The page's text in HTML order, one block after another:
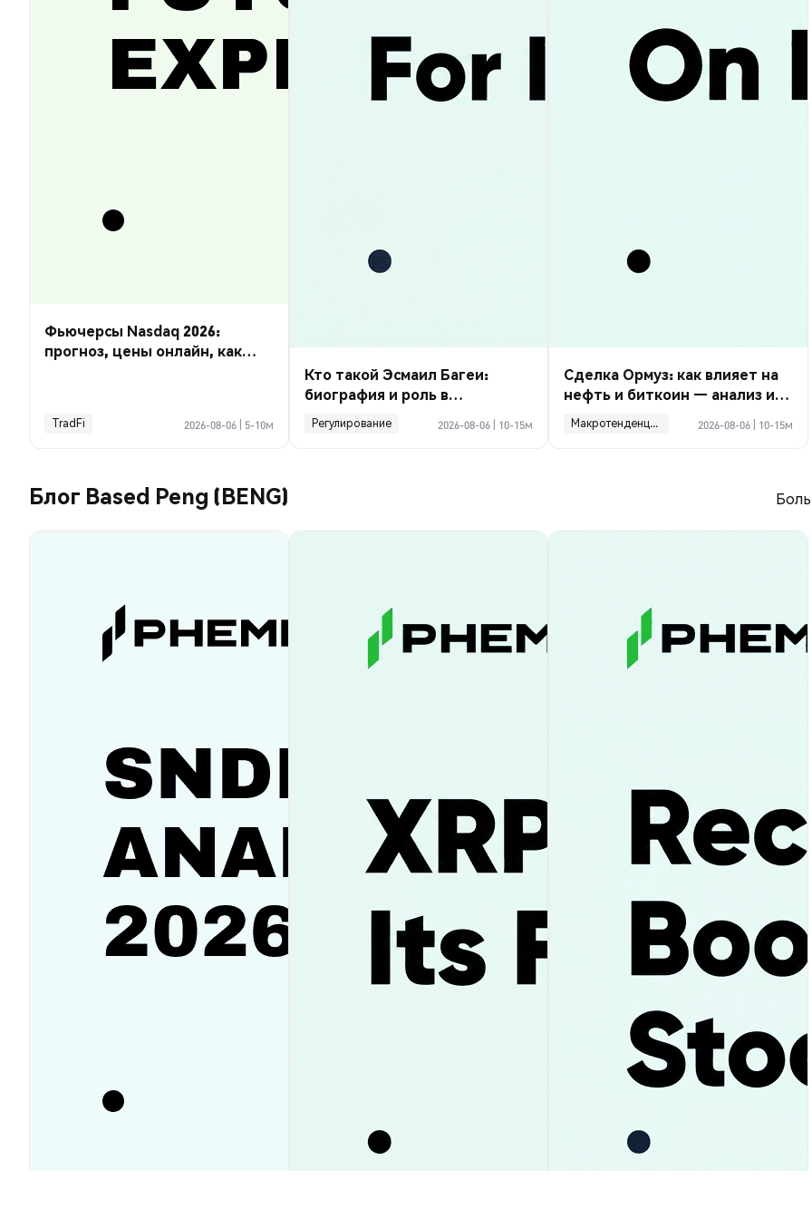
Фьючерсы Nasdaq 2026:
прогноз, цены онлайн, как
TradFi 2026-08-06 5-10м
Кто такой Эсмаил Багеи:
биография и роль в
криптосделке по Ормузу
Регулирование 2026-08-06 10-15м
Сделка Ормуз: как влияет на
нефть и биткоин — анализ и
прогноз
Макротенденции 2026-08-06 10-15м
Блог Based Peng (BENG)